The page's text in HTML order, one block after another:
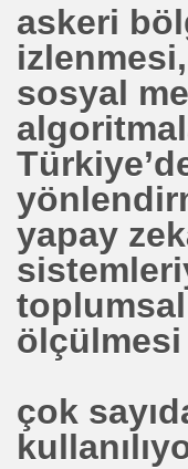
askeri
izlenmesi,
sosyal
yapay
çok
kurtarır
DUR YABANCI
REKOR
10 MİLYON
BARIN IN
ENERJİ